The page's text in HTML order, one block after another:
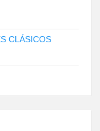
CLÁSICOS